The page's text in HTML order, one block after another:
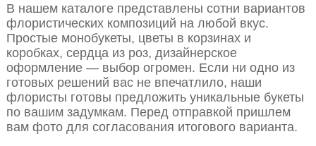
В нашем каталоге представлены сотни вариантов
флористических композиций на любой вкус.
Простые монобукеты, цветы в корзинах и
коробках, сердца из роз, дизайнерское
оформление — выбор огромен. Если ни одно из
готовых решений вас не впечатлило, наши
флористы готовы предложить уникальные букеты
по вашим задумкам. Перед отправкой пришлем
вам фото для согласования итогового варианта.